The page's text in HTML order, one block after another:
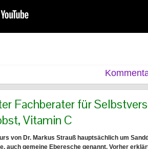
Fachberater für
Vitamin C
von Dr. Markus Strauß hauptsächlich um
auch gemeine Eberesche genannt. Vorher